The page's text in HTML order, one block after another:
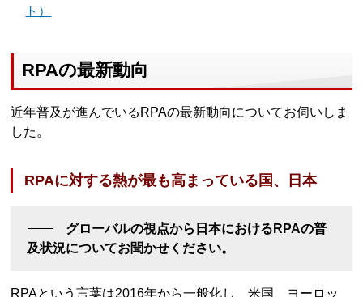
ト）
RPAの最新動向
近年普及が進んでいるRPAの最新動向についてお伺いしま
した。
RPAに対する熱が最も高まっている国、日本
グローバルの視点から日本におけるRPAの普
及状況についてお聞かせください。
RPAという言葉は2016年から一般化し、米国、ヨーロッ